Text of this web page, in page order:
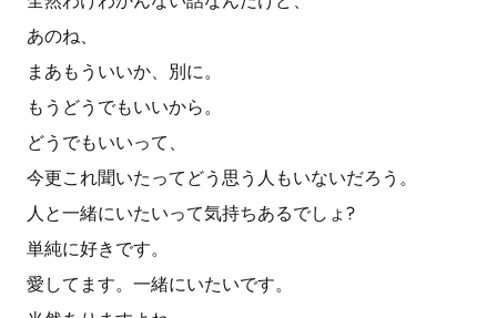
あのね、
まあもういいか、別に。
もうどうでもいいから。
どうでもいいって、
今更これ聞いたってどう思う人もいないだろう。
人と一緒にいたいって気持ちあるでしょ?
単純に好きです。
愛してます。一緒にいたいです。